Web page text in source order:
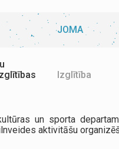
JOMA
Izglītība
un sporta
aktivitāšu